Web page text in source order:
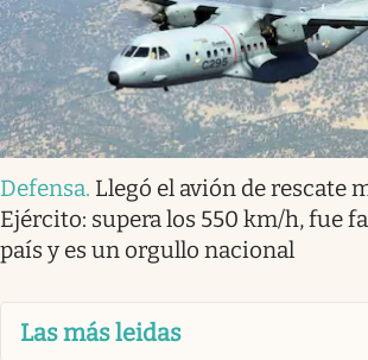
Defensa. Llegó el avión de rescate
Ejército: supera los 550 km/h, fue
país y es un orgullo nacional
Las más leidas